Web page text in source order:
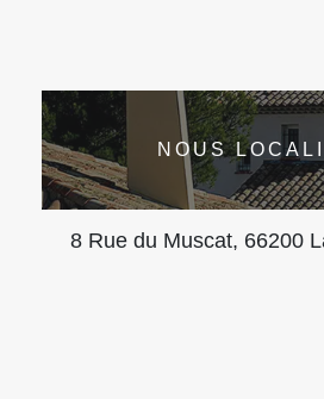
NOUS
8 Rue du Muscat, 66200